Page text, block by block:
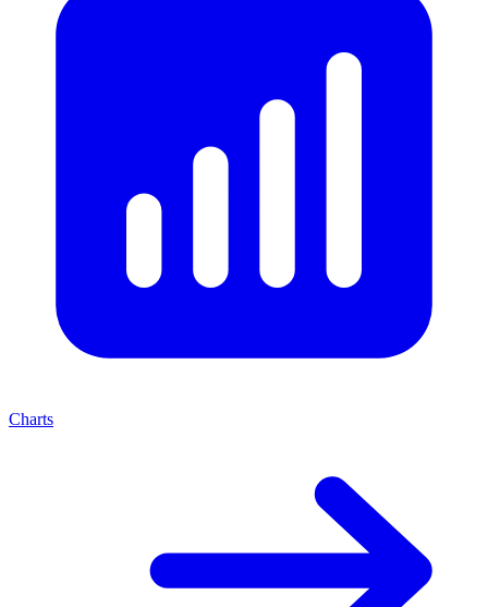
Charts